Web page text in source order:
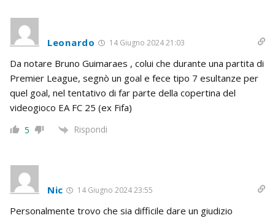
Leonardo 14 Giugno 2024 21:03
Da notare Bruno Guimaraes , colui che durante una partita di
Premier League, segnò un goal e fece tipo 7 esultanze per
quel goal, nel tentativo di far parte della copertina del
videogioco EA FC 25 (ex Fifa)
5 Rispondi
Nic 14 Giugno 2024 23:55
Personalmente trovo che sia difficile dare un giudizio